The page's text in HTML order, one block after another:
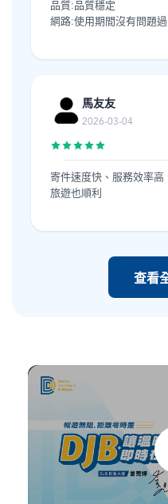
品質:品質穩定
網路:使用期間沒有問題過
馬友友
2026-03-04
寄件速度快、服務效率高
旅遊也順利
查看